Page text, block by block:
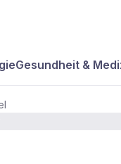
Gesundheit &